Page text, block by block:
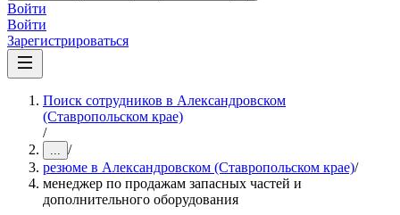
Войти
Войти
Зарегистрироваться
Поиск сотрудников в Александровском
(Ставропольском крае)
/
... /
резюме в Александровском (Ставропольском крае)/
менеджер по продажам запасных частей и
дополнительного оборудования